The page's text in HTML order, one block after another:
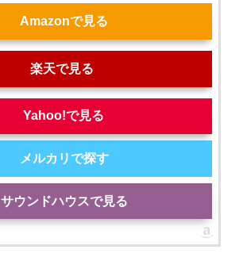
Amazonで見る
楽天で見る
Yahoo!で見る
メルカリで探す
サウンドハウスで見る